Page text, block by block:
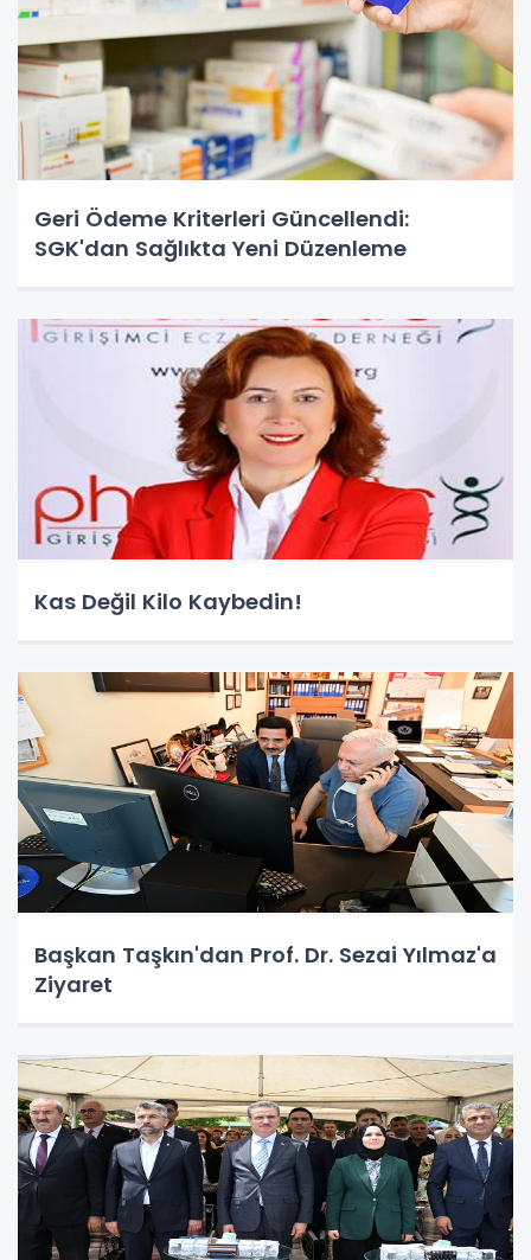
Geri Ödeme Kriterleri Güncellendi:
SGK'dan Sağlıkta Yeni Düzenleme
Kas Değil Kilo Kaybedin!
Başkan Taşkın'dan Prof. Dr. Sezai Yılmaz'a
Ziyaret